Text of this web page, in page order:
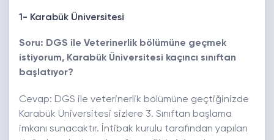
1- Karabük Üniversitesi
Soru: DGS ile Veterinerlik bölümüne geçmek
istiyorum, Karabük Üniversitesi kaçıncı sınıftan
başlatıyor?
Cevap: DGS ile veterinerlik bölümüne geçtiğinizde
Karabük Üniversitesi sizlere 3. Sınıftan başlama
imkanı sunacaktır. İntibak kurulu tarafından yapılan